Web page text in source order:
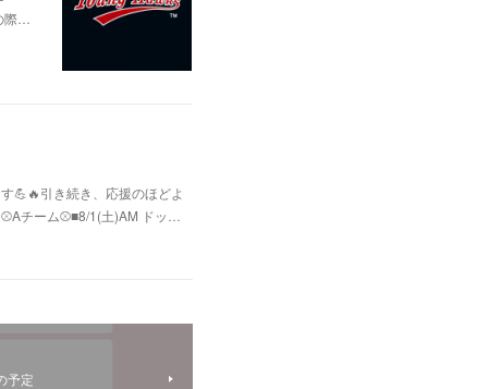
…
💪🔥引き続き、応援のほどよ
チーム⚾️■8/1(土)AM ドッ…
予定